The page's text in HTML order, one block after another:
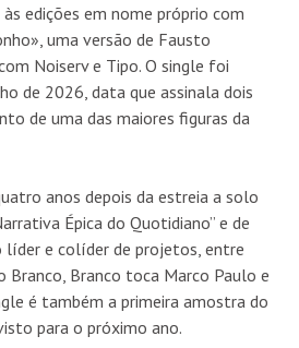
edições em nome próprio com
uma versão de Fausto
Noiserv e Tipo. O single foi
de 2026, data que assinala dois
de uma das maiores figuras da
anos depois da estreia a solo
Épica do Quotidiano” e de
líder e colíder de projetos, entre
Branco, Branco toca Marco Paulo e
é também a primeira amostra do
para o próximo ano.